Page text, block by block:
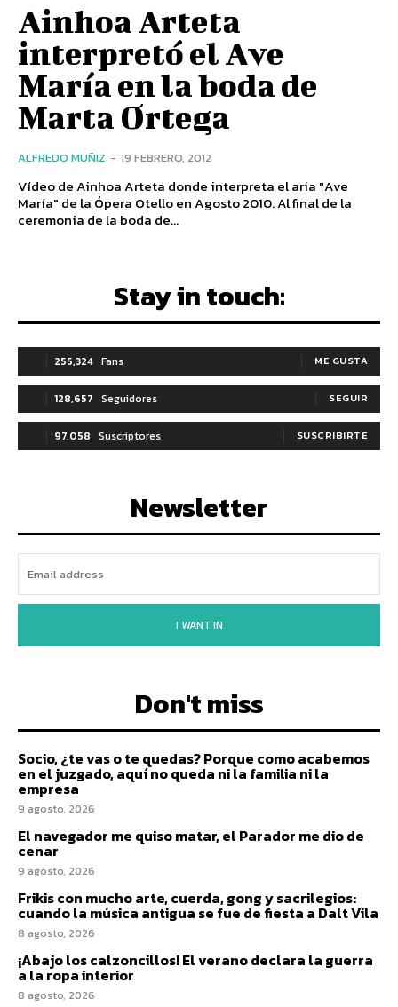
Ainhoa Arteta
interpretó el Ave
María en la boda de
Marta Ortega
ALFREDO MUÑIZ - 19 FEBRERO, 2012
Vídeo de Ainhoa Arteta donde interpreta el aria "Ave
María" de la Ópera Otello en Agosto 2010. Al final de la
ceremonia de la boda de...
Stay in touch:
255,324 Fans ME GUSTA
128,657 Seguidores SEGUIR
97,058 Suscriptores SUSCRIBIRTE
Newsletter
I WANT IN
Don't miss
Socio, ¿te vas o te quedas? Porque como acabemos
en el juzgado, aquí no queda ni la familia ni la
empresa
9 agosto, 2026
El navegador me quiso matar, el Parador me dio de
cenar
9 agosto, 2026
Frikis con mucho arte, cuerda, gong y sacrilegios:
cuando la música antigua se fue de fiesta a Dalt Vila
8 agosto, 2026
¡Abajo los calzoncillos! El verano declara la guerra
a la ropa interior
8 agosto, 2026